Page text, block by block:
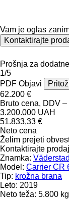
Vam je oglas
Kontaktirajte
Prošnja za
1/5
PDF Objavi
62.200 €
Bruto cena, DDV –
3.200.000 UAH
51.833,33 €
Neto cena
Želim prejeti
Kontaktirajte
Znamka: Väderstad
Model: Carrier CR
Tip: krožna brana
Leto: 2019
Neto teža: 5.800 kg